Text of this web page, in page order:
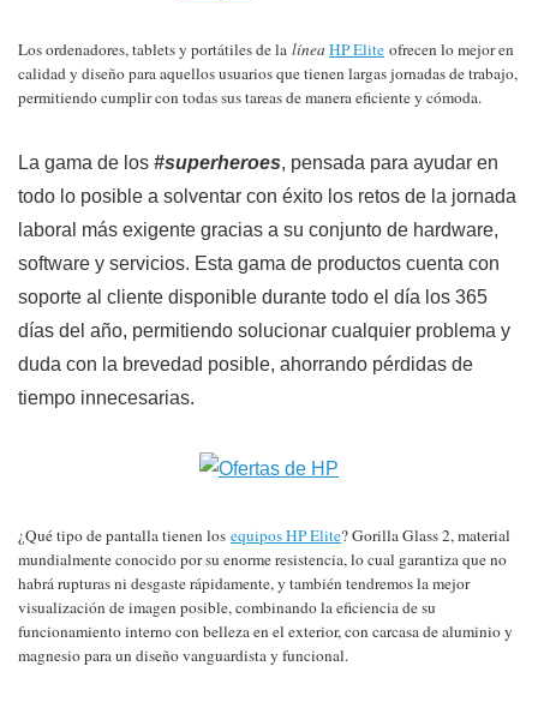
Los ordenadores, tablets y portátiles de la línea HP Elite ofrecen lo mejor en
calidad y diseño para aquellos usuarios que tienen largas jornadas de trabajo,
permitiendo cumplir con todas sus tareas de manera eficiente y cómoda.
La gama de los #superheroes, pensada para ayudar en
todo lo posible a solventar con éxito los retos de la jornada
laboral más exigente gracias a su conjunto de hardware,
software y servicios. Esta gama de productos cuenta con
soporte al cliente disponible durante todo el día los 365
días del año, permitiendo solucionar cualquier problema y
duda con la brevedad posible, ahorrando pérdidas de
tiempo innecesarias.
¿Qué tipo de pantalla tienen los equipos HP Elite? Gorilla Glass 2, material
mundialmente conocido por su enorme resistencia, lo cual garantiza que no
habrá rupturas ni desgaste rápidamente, y también tendremos la mejor
visualización de imagen posible, combinando la eficiencia de su
funcionamiento interno con belleza en el exterior, con carcasa de aluminio y
magnesio para un diseño vanguardista y funcional.